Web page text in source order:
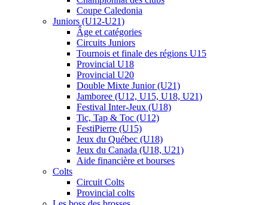
Coupe Caledonia
Juniors (U12-U21)
Âge et catégories
Circuits Juniors
Tournois et finale des régions U15
Provincial U18
Provincial U20
Double Mixte Junior (U21)
Jamboree (U12, U15, U18, U21)
Festival Inter-Jeux (U18)
Tic, Tap & Toc (U12)
FestiPierre (U15)
Jeux du Québec (U18)
Jeux du Canada (U18, U21)
Aide financière et bourses
Colts
Circuit Colts
Provincial colts